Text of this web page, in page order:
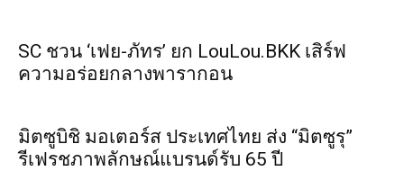
SC ชวน ‘เฟย-ภัทร’ ยก LouLou.BKK เสิร์ฟ
ความอร่อยกลางพารากอน
มิตซูบิชิ มอเตอร์ส ประเทศไทย ส่ง “มิตซูรุ”
รีเฟรชภาพลักษณ์แบรนด์รับ 65 ปี